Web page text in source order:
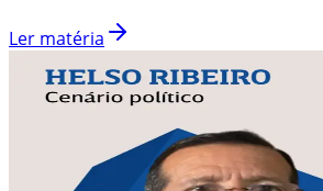
Ler matéria